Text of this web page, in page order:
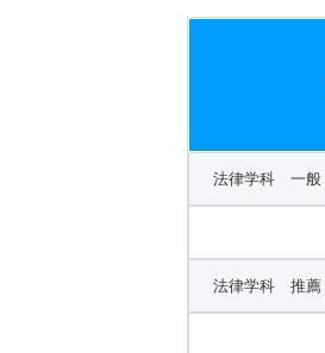
法律学科 一般
法律学科 推薦